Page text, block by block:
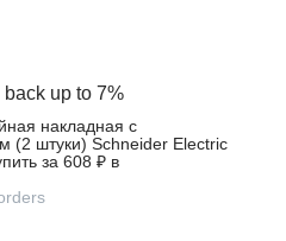
back up to 7%
накладная с
(2 штуки) Schneider Electric
за 608 ₽ в